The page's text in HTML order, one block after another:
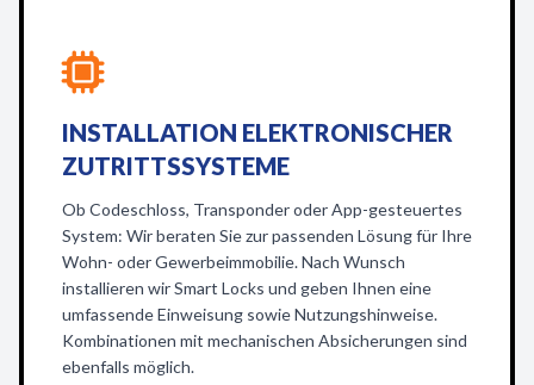
INSTALLATION ELEKTRONISCHER
ZUTRITTSSYSTEME
Ob Codeschloss, Transponder oder App-gesteuertes
System: Wir beraten Sie zur passenden Lösung für Ihre
Wohn- oder Gewerbeimmobilie. Nach Wunsch
installieren wir Smart Locks und geben Ihnen eine
umfassende Einweisung sowie Nutzungshinweise.
Kombinationen mit mechanischen Absicherungen sind
ebenfalls möglich.